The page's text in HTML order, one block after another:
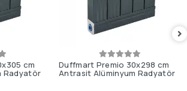
cm
Radyatör
Duffmart Premio 30x298 cm
Antrasit Alüminyum Radyatör